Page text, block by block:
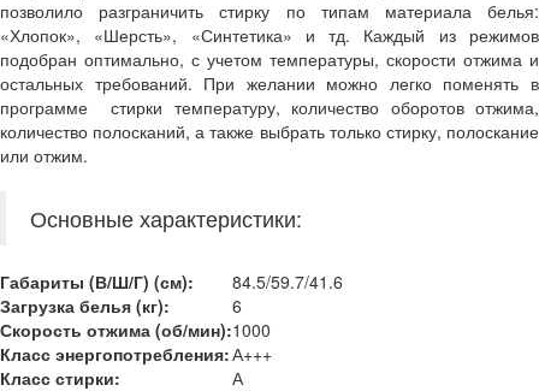
позволило разграничить стирку по типам материала белья:
«Хлопок», «Шерсть», «Синтетика» и тд. Каждый из режимов
подобран оптимально, с учетом температуры, скорости отжима и
остальных требований. При желании можно легко поменять в
программе стирки температуру, количество оборотов отжима,
количество полосканий, а также выбрать только стирку, полоскание
или отжим.
Основные характеристики:
Габариты (В/Ш/Г) (см):
84.5/59.7/41.6
Загрузка белья (кг):
6
Скорость отжима (об/мин):1000
Класс энергопотребления:А+++
Класс стирки:
А